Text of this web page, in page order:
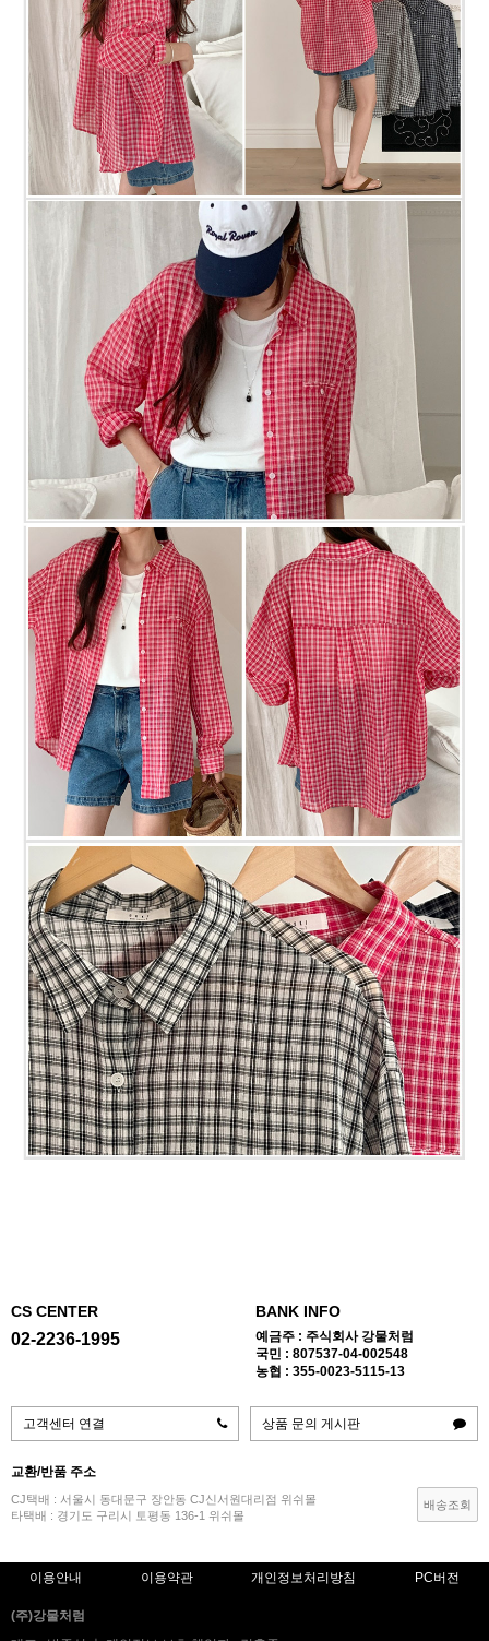
CS CENTER
02-2236-1995
BANK INFO
예금주 : 주식회사 강물처럼
국민 : 807537-04-002548
농협 : 355-0023-5115-13
고객센터 연결 상품 문의 게시판
교환/반품 주소
CJ택배 : 서울시 동대문구 장안동 CJ신서원대리점 위쉬몰
타택배 : 경기도 구리시 토평동 136-1 위쉬몰
배송조회
이용안내 이용약관 개인정보처리방침 PC버전
(주)강물처럼